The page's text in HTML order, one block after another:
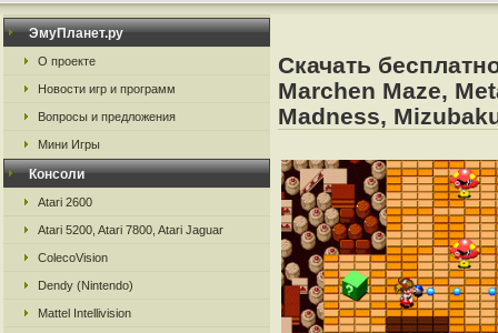
ЭмуПланет.ру
О проекте
Новости игр и программ
Вопросы и предложения
Мини Игры
Консоли
Atari 2600
Atari 5200, Atari 7800, Atari Jaguar
ColecoVision
Dendy (Nintendo)
Mattel Intellivision
Скачать
Marchen Maze,
Madness,